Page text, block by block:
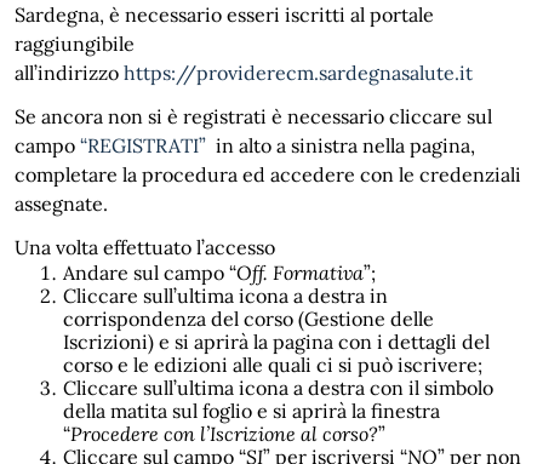
Sardegna, è necessario esseri iscritti al portale
raggiungibile
all’indirizzo https://providerecm.sardegnasalute.it
Se ancora non si è registrati è necessario cliccare sul
campo “REGISTRATI” in alto a sinistra nella pagina,
completare la procedura ed accedere con le credenziali
assegnate.
Una volta effettuato l’accesso
Andare sul campo “Off. Formativa”;
Cliccare sull’ultima icona a destra in
corrispondenza del corso (Gestione delle
Iscrizioni) e si aprirà la pagina con i dettagli del
corso e le edizioni alle quali ci si può iscrivere;
Cliccare sull’ultima icona a destra con il simbolo
della matita sul foglio e si aprirà la finestra
“Procedere con l’Iscrizione al corso?”
Cliccare sul campo “SI” per iscriversi “NO” per non